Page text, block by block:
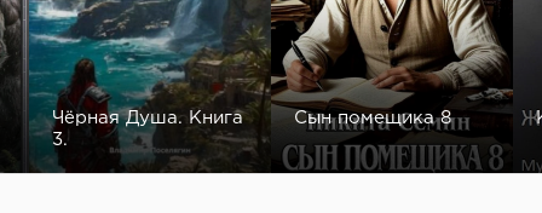
Чёрная Душа. Книга
3.
Сын помещика 8